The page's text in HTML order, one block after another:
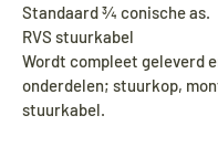
Standaard ¾ conische as.
RVS stuurkabel
Wordt compleet geleverd
onderdelen; stuurkop,
stuurkabel.